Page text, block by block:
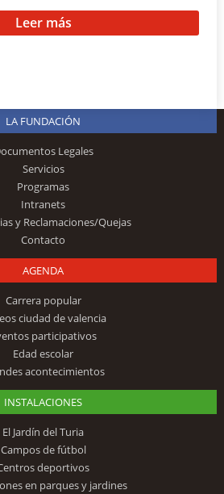
Leer más
LA FUNDACIÓN
Legales
Servicios
Programas
Intranets
y Reclamaciones/Quejas
Contacto
AGENDA
Carrera popular
ciudad de valencia
participativos
Edad escolar
acontecimientos
INSTALACIONES
El Jardín del Turia
Campos de fútbol
deportivos
en parques y jardines